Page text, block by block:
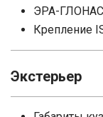
ЭРА-
Крепление
Экстерьер